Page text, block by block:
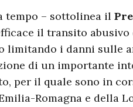
tempo – sottolinea il
il transito abusivo
limitando i danni sulle
di un importante
per il quale sono in
Romagna e della